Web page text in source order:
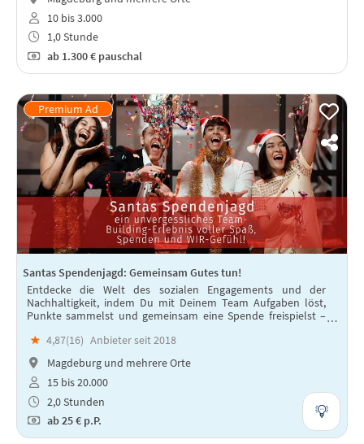
10 bis 3.000
1,0 Stunde
ab1.300 € pauschal
Santas Spendenjagd: Gemeinsam Gutes tun!
Entdecke die Welt des sozialen Engagements und der
Nachhaltigkeit, indem Du mit Deinem Team Aufgaben löst,
Punkte sammelst und gemeinsam eine Spende freispielst –
und WIR-Gefühl!
★ 4,87(16) Anbieter seit 2018
Magdeburg und mehrere Orte
15 bis 20.000
2,0 Stunden
ab25 € p.P.